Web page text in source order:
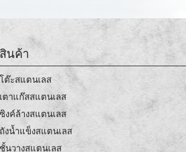
สินค้า
โต๊ะสแตนเลส
เตาแก๊สสแตนเลส
ซิงค์ล้างสแตนเลส
ถังน้ำแข็งสแตนเลส
ชั้นวางสแตนเลส